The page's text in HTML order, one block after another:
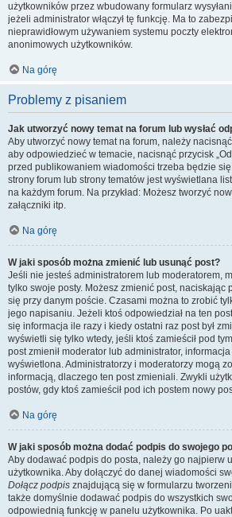
użytkowników przez wbudowany formularz
jeżeli administrator włączył tę funkcję. Ma to
nieprawidłowym używaniem systemu poczty
anonimowych użytkowników.
Na górę
Problemy z pisaniem
Jak utworzyć nowy temat na forum lub wysłać
Aby utworzyć nowy temat na forum, należy
aby odpowiedzieć w temacie, nacisnąć przycisk
przed publikowaniem wiadomości trzeba będzie
strony forum lub strony tematów jest wyświetlana
na każdym forum. Na przykład: Możesz tworzyć
załączniki itp.
Na górę
W jaki sposób można zmienić lub usunąć post?
Jeśli nie jesteś administratorem lub moderatorem,
tylko swoje posty. Możesz zmienić post, naciskając
się przy danym poście. Czasami można to zrobić
jego napisaniu. Jeżeli ktoś odpowiedział na ten
się informacja ile razy i kiedy ostatni raz post był
wyświetli się tylko wtedy, jeśli ktoś zamieścił pod
post zmienił moderator lub administrator,
wyświetlona. Administratorzy i moderatorzy mogą
informacją, dlaczego ten post zmieniali. Zwykli
postów, gdy ktoś zamieścił pod ich postem nowy
Na górę
W jaki sposób można dodać podpis do swojego
Aby dodawać podpis do posta, należy go najpierw
użytkownika. Aby dołączyć do danej wiadomości
Dołącz podpis znajdującą się w formularzu
także domyślnie dodawać podpis do wszystkich
odpowiednią funkcję w panelu użytkownika. Po